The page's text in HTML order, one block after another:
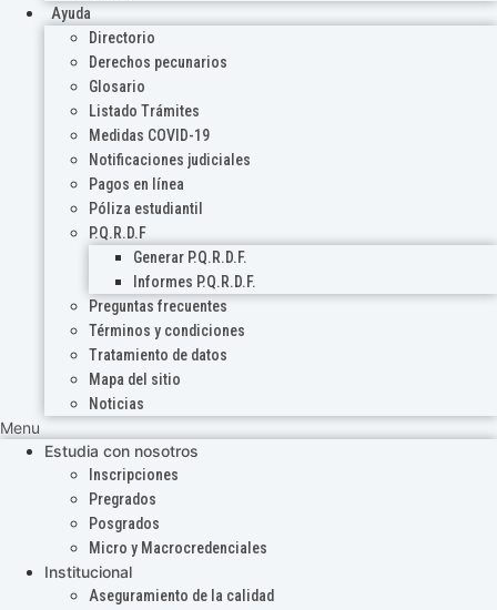
Ayuda
Directorio
Derechos pecunarios
Glosario
Listado Trámites
Medidas COVID-19
Notificaciones judiciales
Pagos en línea
Póliza estudiantil
P.Q.R.D.F
Generar P.Q.R.D.F.
Informes P.Q.R.D.F.
Preguntas frecuentes
Términos y condiciones
Tratamiento de datos
Mapa del sitio
Noticias
Menu
Estudia con nosotros
Inscripciones
Pregrados
Posgrados
Micro y Macrocredenciales
Institucional
Aseguramiento de la calidad